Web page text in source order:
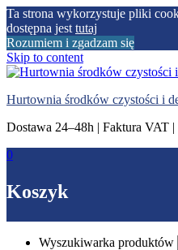
Ta strona wykorzystuje pliki
dostępna jest tutaj
Rozumiem i zgadzam się
Skip to content
Hurtownia środków czystości i
Dostawa 24–48h | Faktura VAT |
0
Koszyk
Wyszukiwarka produktów